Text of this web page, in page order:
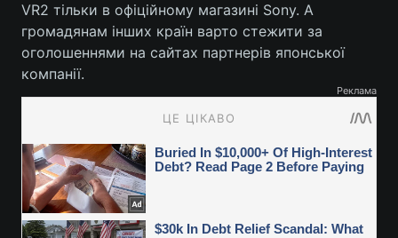
VR2 тільки в офіційному магазині Sony. А
громадянам інших країн варто стежити за
оголошеннями на сайтах партнерів японської
компанії.
Реклама